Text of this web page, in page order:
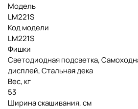
Модель
LM221S
Код модели
LM221S
Фишки
Светодиодная подсветка,
дисплей, Стальная дека
Вес, кг
53
Ширина скашивания, см